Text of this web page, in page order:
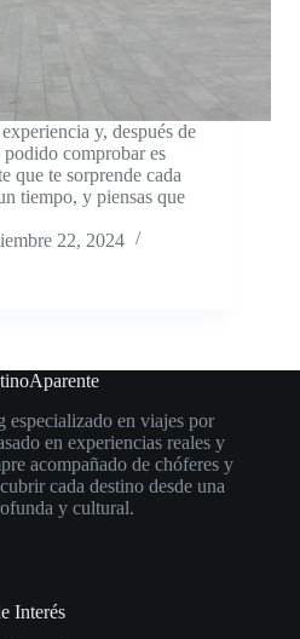
y, después de
comprobar es
que te sorprende cada
tiempo, y piensas que
22, 2024
especializado en viajes por
en experiencias reales y
acompañado de chóferes y
cada destino desde una
y cultural.
Interés